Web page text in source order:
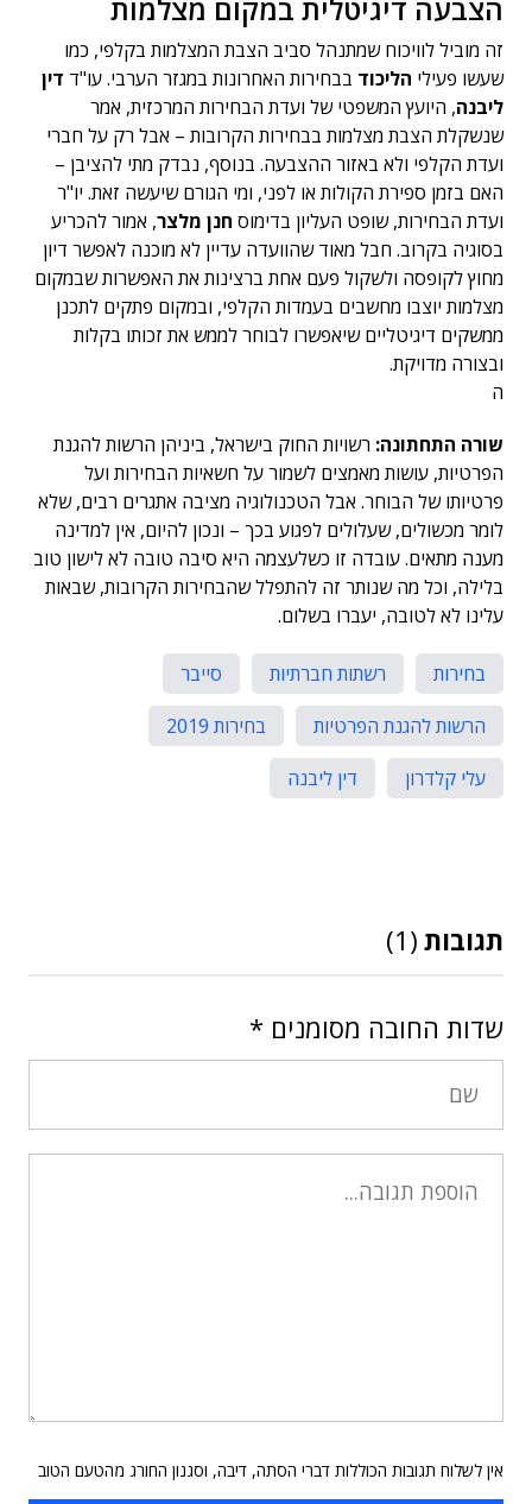
הצבעה דיגיטלית במקום מצלמות
זה מוביל לוויכוח שמתנהל סביב הצבת המצלמות בקלפי, כמו
שעשו פעילי הליכוד בבחירות האחרונות במגזר הערבי. עו"ד דין
ליבנה, היועץ המשפטי של ועדת הבחירות המרכזית, אמר
שנשקלת הצבת מצלמות בבחירות הקרובות – אבל רק על חברי
ועדת הקלפי ולא באזור ההצבעה. בנוסף, נבדק מתי להציבן –
האם בזמן ספירת הקולות או לפני, ומי הגורם שיעשה זאת. יו"ר
ועדת הבחירות, שופט העליון בדימוס חנן מלצר, אמור להכריע
בסוגיה בקרוב. חבל מאוד שהוועדה עדיין לא מוכנה לאפשר דיון
מחוץ לקופסה ולשקול פעם אחת ברצינות את האפשרות שבמקום
מצלמות יוצבו מחשבים בעמדות הקלפי, ובמקום פתקים לתכנן
ממשקים דיגיטליים שיאפשרו לבוחר לממש את זכותו בקלות
ובצורה מדויקת.
ה
שורה התחתונה: רשויות החוק בישראל, ביניהן הרשות להגנת
הפרטיות, עושות מאמצים לשמור על חשאיות הבחירות ועל
פרטיותו של הבוחר. אבל הטכנולוגיה מציבה אתגרים רבים, שלא
לומר מכשולים, שעלולים לפגוע בכך – ונכון להיום, אין למדינה
מענה מתאים. עובדה זו כשלעצמה היא סיבה טובה לא לישון טוב
בלילה, וכל מה שנותר זה להתפלל שהבחירות הקרובות, שבאות
עלינו לא לטובה, יעברו בשלום.
בחירות רשתות חברתיות
סייבר
הרשות להגנת הפרטיות
בחירות 2019
עלי קלדרון
דין ליבנה
תגובות (1)
שדות החובה מסומנים *
אין לשלוח תגובות הכוללות דברי הסתה, דיבה, וסגנון החורג מהטעם הטוב